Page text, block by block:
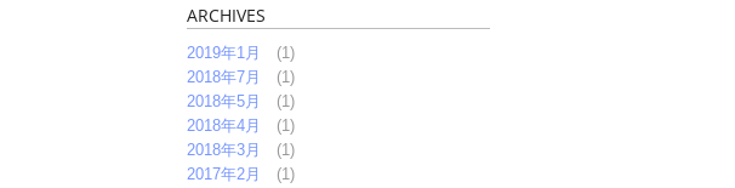
ARCHIVES
2019年1月
(1)
2018年7月
(1)
2018年5月
(1)
2018年4月
(1)
2018年3月
(1)
2017年2月
(1)